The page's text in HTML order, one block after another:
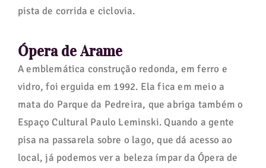
pista de corrida e ciclovia.
Ópera de Arame
A emblemática construção redonda, em ferro e
vidro, foi erguida em 1992. Ela fica em meio a
mata do Parque da Pedreira, que abriga também o
Espaço Cultural Paulo Leminski. Quando a gente
pisa na passarela sobre o lago, que dá acesso ao
local, já podemos ver a beleza ímpar da Ópera de